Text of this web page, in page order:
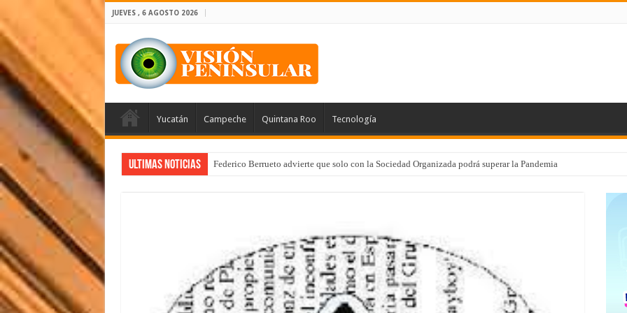
JUEVES , 6 AGOSTO 2026
Yucatán Campeche Quintana Roo Tecnología
Ultimas Noticias Federico Berrueto advierte que solo con la Sociedad Organizada podrá superar la Pandemia